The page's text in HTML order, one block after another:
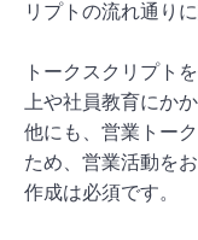
リプトの流れ通り
トークスクリプト
上や社員教育にか
他にも、営業トー
ため、営業活動を
作成は必須です。